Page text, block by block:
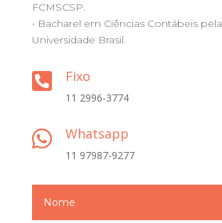
FCMSCSP.
• Bacharel em Ciências Contábeis pela
Universidade Brasil.
 Fixo
11 2996-3774
 Whatsapp
11 97987-9277